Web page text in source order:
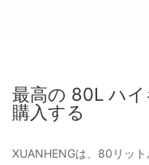
最高の 80L ハ
購入する
XUANHENGは、80リッ